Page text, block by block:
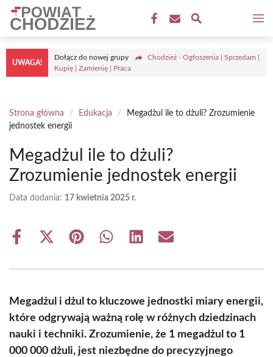
Przejdź
treści
UWAGA!
Dołącz do nowej grupy
Chodzież - Ogłoszenia | Sprzedam |
Kupię | Zamienię | Praca
Strona główna / Edukacja /
Megadżul ile to dżuli? Zrozumienie
jednostek energii
Megadżul ile to dżuli?
Zrozumienie jednostek energii
Data dodania: 17 kwietnia 2025 r.
Share
Share
(Twitter)
Share Share Share Share
Megadżul i dżul to kluczowe jednostki miary energii,
które odgrywają ważną rolę w różnych dziedzinach
nauki i techniki. Zrozumienie, że 1 megadżul to 1
000 000 dżuli, jest niezbędne do precyzyjnego